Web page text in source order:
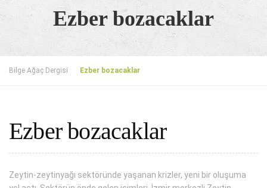
Ezber bozacaklar
Bilge Ağaç Dergisi Ezber bozacaklar
Ezber bozacaklar
Zeytin-zeytinyağı sektöründe yaşanan krizler, yeni bir oluşuma